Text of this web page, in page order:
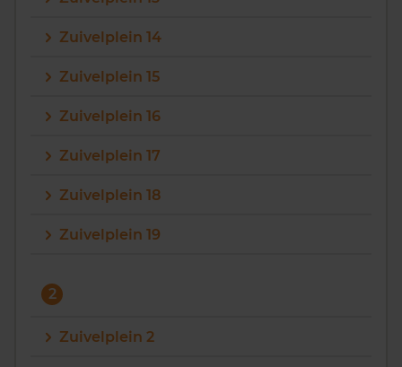
088 220 4200
Maandag t/m vrijdag - 08:00 -18:00
Zuivelplein 14
Zuivelplein 15
Zuivelplein 16
Zuivelplein 17
Zuivelplein 18
Zuivelplein 19
2
Zuivelplein 2